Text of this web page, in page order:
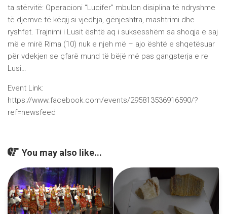
ta stërvitë: Operacioni “Lucifer” mbulon disiplina të ndryshme
të djemve të këqij si vjedhja, gënjeshtra, mashtrimi dhe
ryshfet. Trajnimi i Lusit është aq i suksesshëm sa shoqja e saj
më e mirë Rima (10) nuk e njeh më – ajo është e shqetësuar
për vdekjen se çfarë mund të bëjë më pas gangsterja e re
Lusi…
Event Link:
https://www.facebook.com/events/295813536916590/?
ref=newsfeed
You may also like...